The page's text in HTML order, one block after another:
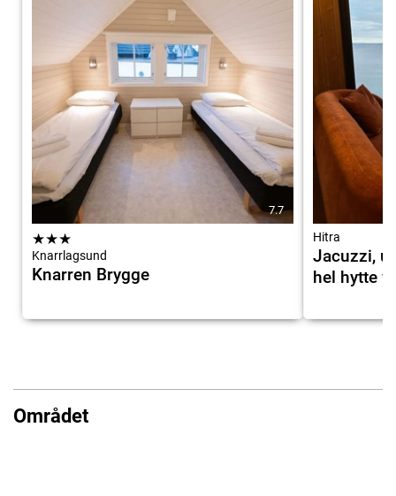
7.7
★★★
Knarrlagsund
Knarren Brygge
Hitra
Jacuzzi,
hel hytte
Området